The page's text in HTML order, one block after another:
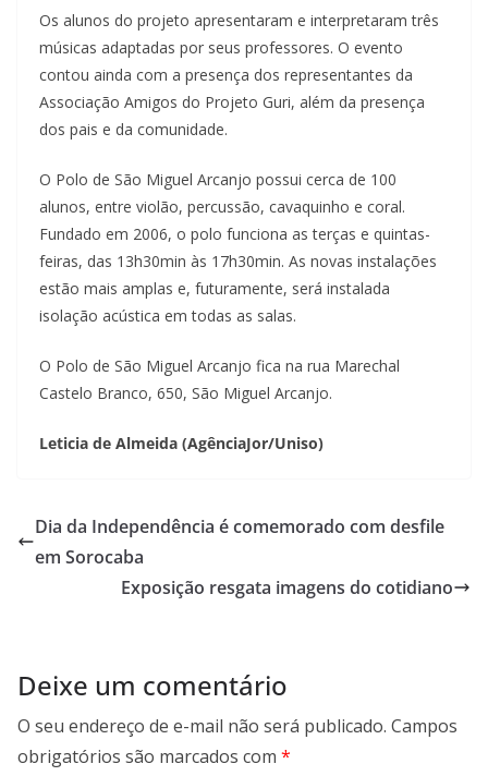
Os alunos do projeto apresentaram e interpretaram três
músicas adaptadas por seus professores. O evento
contou ainda com a presença dos representantes da
Associação Amigos do Projeto Guri, além da presença
dos pais e da comunidade.
O Polo de São Miguel Arcanjo possui cerca de 100
alunos, entre violão, percussão, cavaquinho e coral.
Fundado em 2006, o polo funciona as terças e quintas-
feiras, das 13h30min às 17h30min. As novas instalações
estão mais amplas e, futuramente, será instalada
isolação acústica em todas as salas.
O Polo de São Miguel Arcanjo fica na rua Marechal
Castelo Branco, 650, São Miguel Arcanjo.
Leticia de Almeida (AgênciaJor/Uniso)
Dia da Independência é comemorado com desfile
em Sorocaba
Exposição resgata imagens do cotidiano
Deixe um comentário
O seu endereço de e-mail não será publicado. Campos
obrigatórios são marcados com *